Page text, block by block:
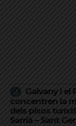
Galvany i el
concentren la
dels pisos
Sarrià – Sant